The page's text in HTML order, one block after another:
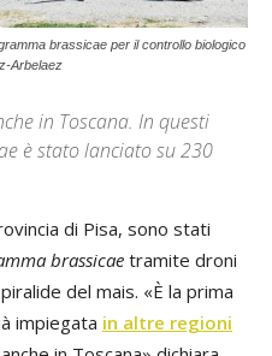
brassicae per il controllo biologico
Arbelaez
in Toscana. In questi
è stato lanciato su 230
di Pisa, sono stati
brassicaetramite droni
del mais. «È la prima
impiegata in altre regioni